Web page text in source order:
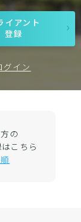
イアント
登録
グイン
の
こちら